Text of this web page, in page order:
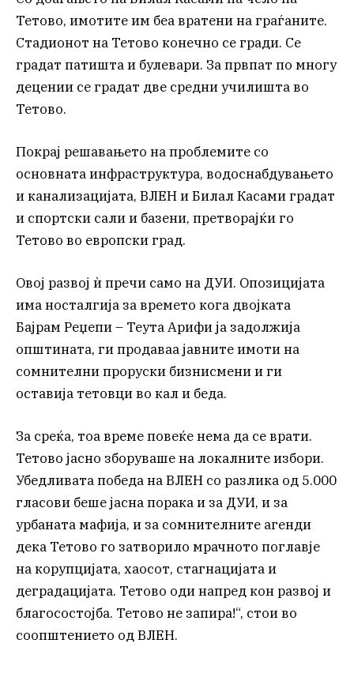
Тетово, имотите им беа вратени на граѓаните.
Стадионот на Тетово конечно се гради. Се
градат патишта и булевари. За првпат по многу
децении се градат две средни училишта во
Тетово.
Покрај решавањето на проблемите со
основната инфраструктура, водоснабдувањето
и канализацијата, ВЛЕН и Билал Касами градат
и спортски сали и базени, претворајќи го
Тетово во европски град.
Овој развој ѝ пречи само на ДУИ. Опозицијата
има носталгија за времето кога двојката
Бајрам Реџепи – Теута Арифи ја задолжија
општината, ги продаваа јавните имоти на
сомнителни проруски бизнисмени и ги
оставија тетовци во кал и беда.
За среќа, тоа време повеќе нема да се врати.
Тетово јасно зборуваше на локалните избори.
Убедливата победа на ВЛЕН со разлика од 5.000
гласови беше јасна порака и за ДУИ, и за
урбаната мафија, и за сомнителните агенди
дека Тетово го затворило мрачното поглавје
на корупцијата, хаосот, стагнацијата и
деградацијата. Тетово оди напред кон развој и
благосостојба. Тетово не запира!“, стои во
соопштението од ВЛЕН.